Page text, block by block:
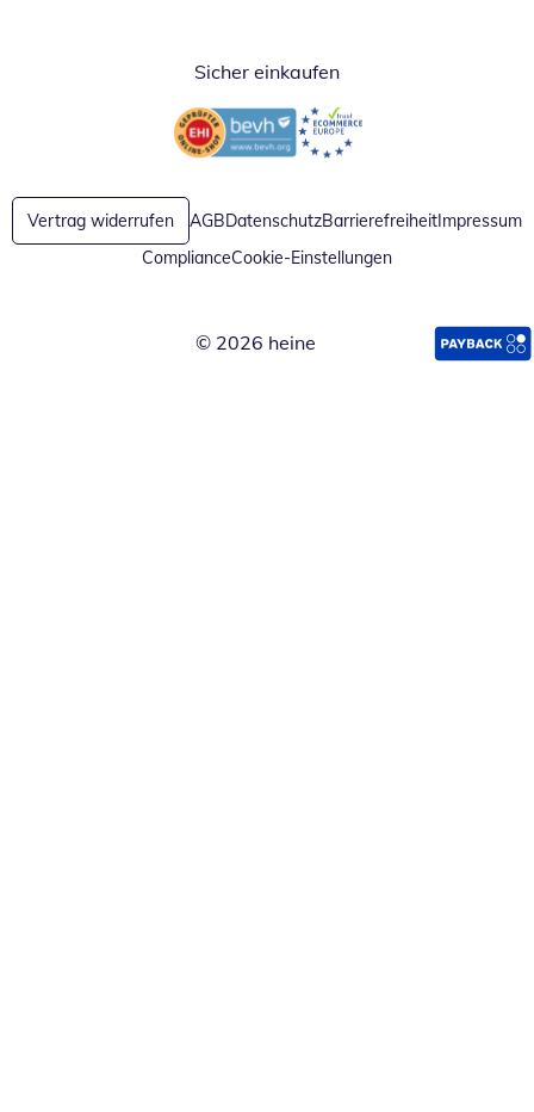
Sicher einkaufen
Öffnet in neuem FensterÖffnet in neuem Fenster
Vertrag widerrufen AGBDatenschutzBarrierefreiheitImpressum
ComplianceCookie-Einstellungen
© 2026 heine